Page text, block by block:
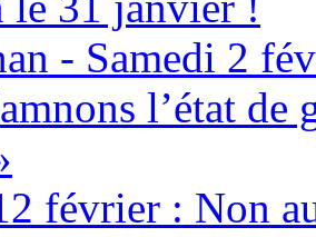
- Samedi 2
l’état de
février : Non